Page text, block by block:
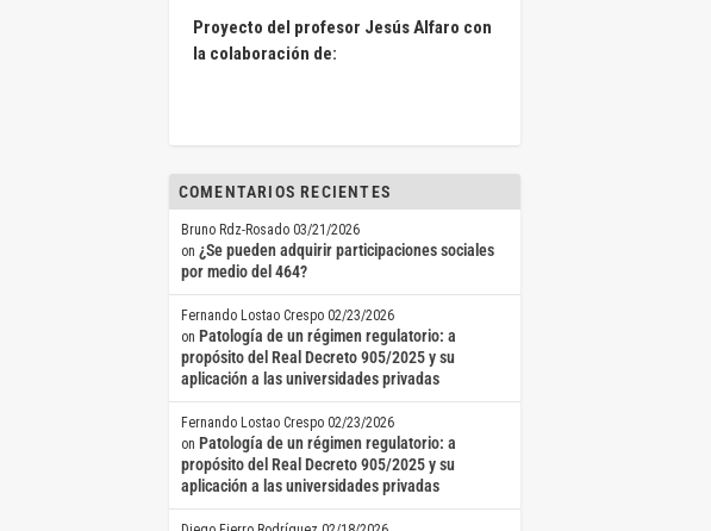
Proyecto del profesor Jesús Alfaro con
la colaboración de:
COMENTARIOS RECIENTES
Bruno Rdz-Rosado 03/21/2026
on ¿Se pueden adquirir participaciones sociales
por medio del 464?
Fernando Lostao Crespo 02/23/2026
on Patología de un régimen regulatorio: a
propósito del Real Decreto 905/2025 y su
aplicación a las universidades privadas
Fernando Lostao Crespo 02/23/2026
on Patología de un régimen regulatorio: a
propósito del Real Decreto 905/2025 y su
aplicación a las universidades privadas